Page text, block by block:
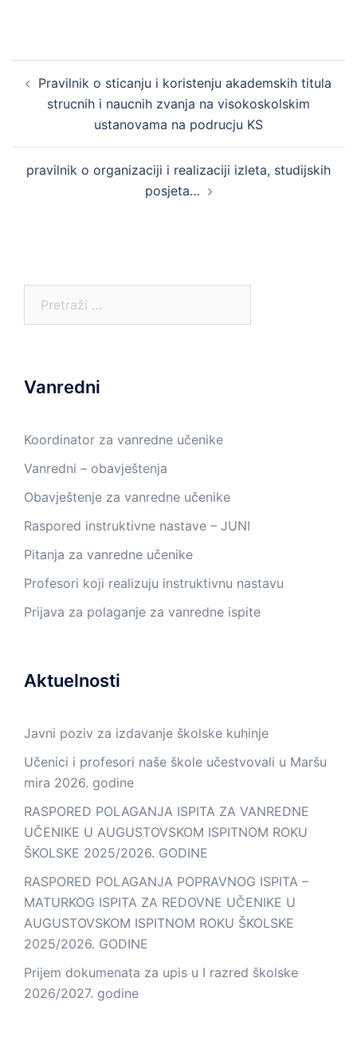
navigation
Pravilnik o sticanju i koristenju akademskih titula
strucnih i naucnih zvanja na visokoskolskim
ustanovama na podrucju KS
pravilnik o organizaciji i realizaciji izleta, studijskih
posjeta…
Vanredni
Koordinator za vanredne učenike
Vanredni – obavještenja
Obavještenje za vanredne učenike
Raspored instruktivne nastave – JUNI
Pitanja za vanredne učenike
Profesori koji realizuju instruktivnu nastavu
Prijava za polaganje za vanredne ispite
Aktuelnosti
Javni poziv za izdavanje školske kuhinje
Učenici i profesori naše škole učestvovali u Maršu
mira 2026. godine
RASPORED POLAGANJA ISPITA ZA VANREDNE
UČENIKE U AUGUSTOVSKOM ISPITNOM ROKU
ŠKOLSKE 2025/2026. GODINE
RASPORED POLAGANJA POPRAVNOG ISPITA –
MATURKOG ISPITA ZA REDOVNE UČENIKE U
AUGUSTOVSKOM ISPITNOM ROKU ŠKOLSKE
2025/2026. GODINE
Prijem dokumenata za upis u I razred školske
2026/2027. godine